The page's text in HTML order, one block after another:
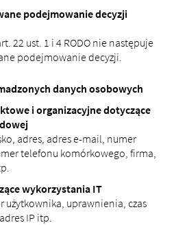
podejmowanie decyzji
22 ust. 1 i 4 RODO nie następuje
podejmowanie decyzji.
danych osobowych
i organizacyjne dotyczące
adres, adres e-mail, numer
telefonu komórkowego, firma,
wykorzystania IT
użytkownika, uprawnienia, czas
IP itp.